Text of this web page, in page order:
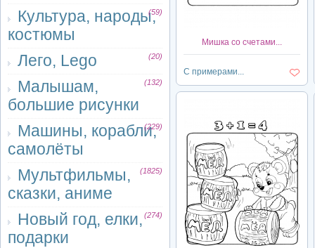
Культура, народы,
костюмы
(59)
Лего, Lego (20)
Малышам,
большие рисунки
(132)
Машины, корабли,
самолёты
(229)
Мультфильмы,
сказки, аниме
(1825)
Новый год, елки,
подарки
(274)
Мишка со счетами...
С примерами...